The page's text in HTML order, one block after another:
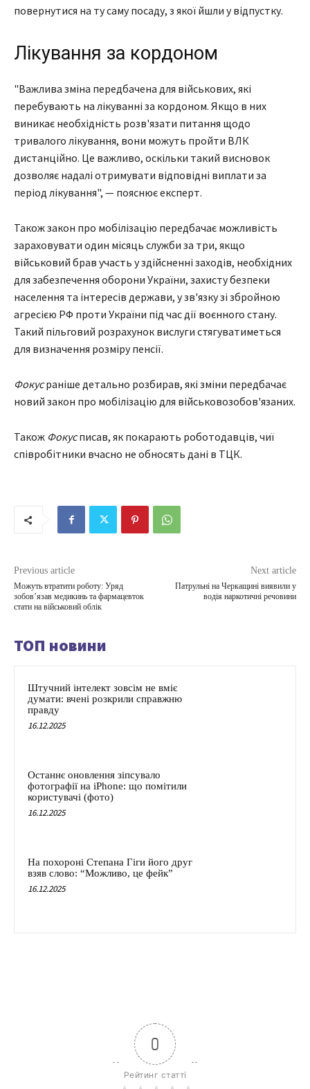
повернутися на ту саму посаду, з якої йшли у відпустку.
Лікування за кордоном
"Важлива зміна передбачена для військових, які
перебувають на лікуванні за кордоном. Якщо в них
виникає необхідність розв'язати питання щодо
тривалого лікування, вони можуть пройти ВЛК
дистанційно. Це важливо, оскільки такий висновок
дозволяє надалі отримувати відповідні виплати за
період лікування", — пояснює експерт.
Також закон про мобілізацію передбачає можливість
зараховувати один місяць служби за три, якщо
військовий брав участь у здійсненні заходів, необхідних
для забезпечення оборони України, захисту безпеки
населення та інтересів держави, у зв'язку зі збройною
агресією РФ проти України під час дії воєнного стану.
Такий пільговий розрахунок вислуги стягуватиметься
для визначення розміру пенсії.
Фокусраніше детально розбирав, які зміни передбачає
новий закон про мобілізацію для військовозобов'язаних.
Також Фокусписав, як покарають роботодавців, чиї
співробітники вчасно не обносять дані в ТЦК.
Previous article
Можуть втратити роботу: Уряд
зобов’язав медикинь та фармацевток
стати на військовий облік
Next article
Патрульні на Черкащині виявили у
водія наркотичні речовини
ТОП новини
Штучний інтелект зовсім не вміє
думати: вчені розкрили справжню
правду
16.12.2025
Останнє оновлення зіпсувало
фотографії на iPhone: що помітили
користувачі (фото)
16.12.2025
На похороні Степана Гіги його друг
взяв слово: “Можливо, це фейк”
16.12.2025
0
Рейтинг статті